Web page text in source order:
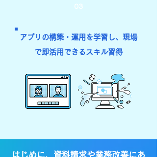
03
アプリの構築・運用を学習し、現場
で即活用できるスキル習得
はじめに、資料請求や業務改善にあ